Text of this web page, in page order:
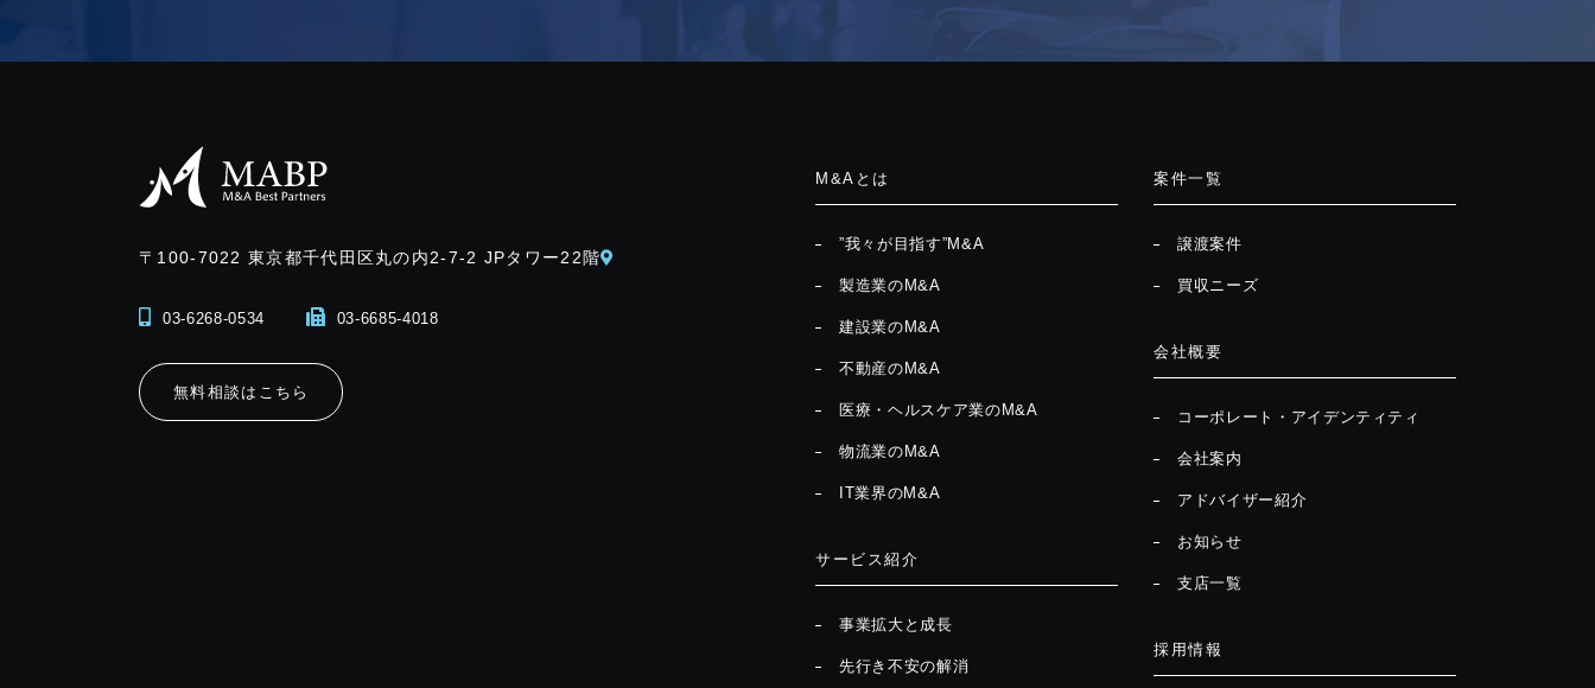
〒100-7022東京都千代田区丸の内2-7-2 JPタワー22階
03-6268-0534 03-6685-4018
無料相談はこちら
M&Aとは
”我々が目指す”M&A
製造業のM&A
建設業のM&A
不動産のM&A
医療・ヘルスケア業のM&A
物流業のM&A
IT業界のM&A
サービス紹介
事業拡大と成長
先行き不安の解消
案件一覧
譲渡案件
買収ニーズ
会社概要
コーポレート・アイデンティティ
会社案内
アドバイザー紹介
お知らせ
支店一覧
採用情報